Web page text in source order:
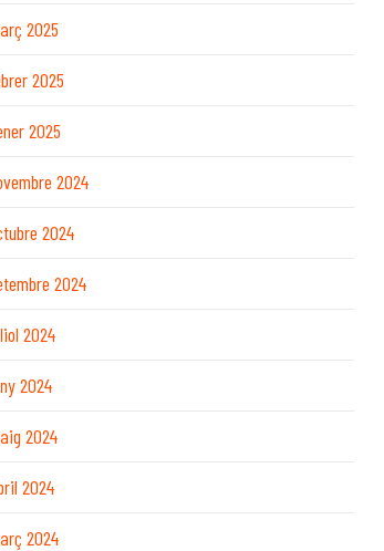
2025
2025
2025
2024
2024
2024
2024
2024
2024
2024
2024